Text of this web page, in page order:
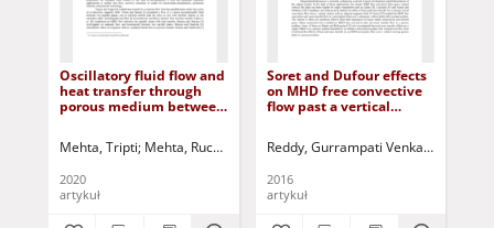
Oscillatory fluid flow and
heat transfer through
porous medium between
radiative heat flux and
Mehta, Tripti Mehta, Ruchika Mehta, A. Jurczak, Paweł - red.
2020
artykuł
Soret and Dufour effects
on MHD free convective
flow past a vertical
generation
Reddy, Gurrampati Venkata Ramana
2016
artykuł